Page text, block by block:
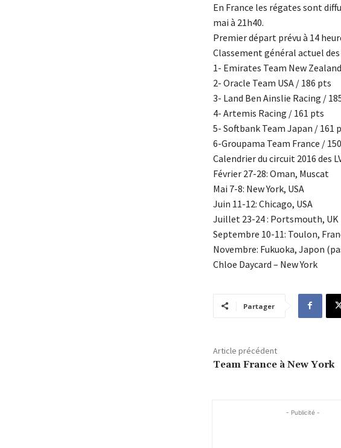
En France les régates sont
mai à 21h40.
Premier départ prévu à 14
Classement général actuel
1- Emirates Team New
2- Oracle Team USA / 186 pts
3- Land Ben Ainslie Racing /
4- Artemis Racing / 161 pts
5- Softbank Team Japan / 161
6-Groupama Team France /
Calendrier du circuit 2016 des
Février 27-28: Oman, Muscat
Mai 7-8: New York, USA
Juin 11-12: Chicago, USA
Juillet 23-24 : Portsmouth, UK
Septembre 10-11: Toulon,
Novembre: Fukuoka, Japon
Chloe Daycard – New York
Partager
Article précédent
Team France à New York
- Publicité -